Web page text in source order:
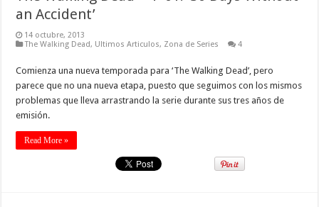
an Accident’
14 octubre, 2013
The Walking Dead, Ultimos Articulos, Zona de Series 4
Comienza una nueva temporada para ‘The Walking Dead’, pero
parece que no una nueva etapa, puesto que seguimos con los mismos
problemas que lleva arrastrando la serie durante sus tres años de
emisión.
Read More »